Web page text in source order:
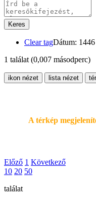
Keres
Clear tagDátum: 1446
1 találat (0,007 másodperc)
ikon nézet lista nézet
A térkép
Előző 1 Következő
10 20 50
találat